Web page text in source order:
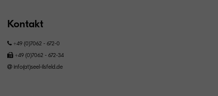
Kontakt
+49 (0)7062 - 672-0
+49 (0)7062 - 672-34
info(at)seel-ilsfeld.de